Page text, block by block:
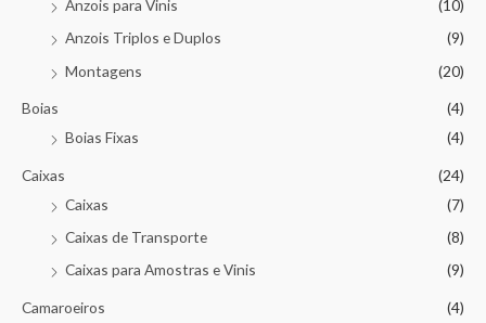
Anzois para Vinis
(10)
Anzois Triplos e Duplos
(9)
Montagens
(20)
Boias
(4)
Boias Fixas
(4)
Caixas
(24)
Caixas
(7)
Caixas de Transporte
(8)
Caixas para Amostras e Vinis
(9)
Camaroeiros (4)